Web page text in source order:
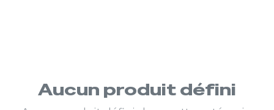
Aucun produit défini